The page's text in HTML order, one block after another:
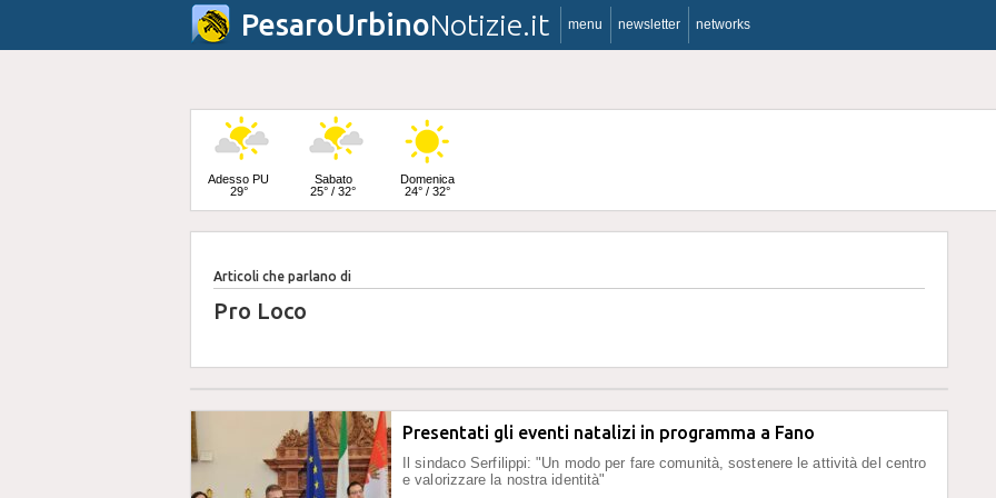
PesaroUrbinoNotizie.it menu newsletter networks
Adesso PU
29°
Sabato
25° / 32°
Domenica
24° / 32°
Lunedì
23° / 33°
Articoli che parlano di
Pro Loco
Presentati gli eventi natalizi in programma a Fano
Il sindaco Serfilippi: "Un modo per fare comunità, sostenere le attività del centro
e valorizzare la nostra identità"